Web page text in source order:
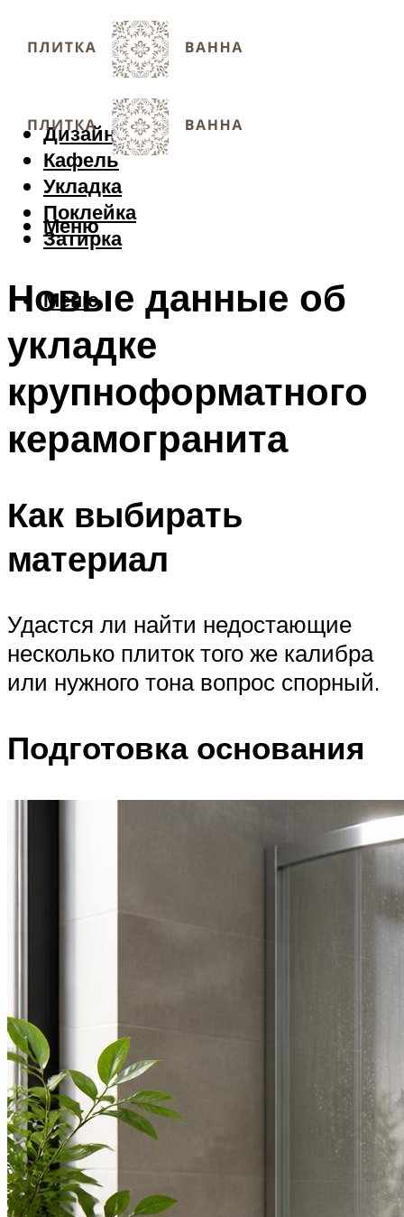
Дизайн
Кафель
Укладка
Поклейка
Затирка
Меню
Меню
Новые данные об
укладке
крупноформатного
керамогранита
Как выбирать
материал
Удастся ли найти недостающие
несколько плиток того же калибра
или нужного тона вопрос спорный.
Подготовка основания